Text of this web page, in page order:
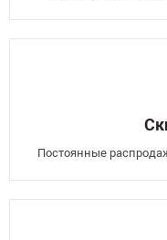
Постоянные